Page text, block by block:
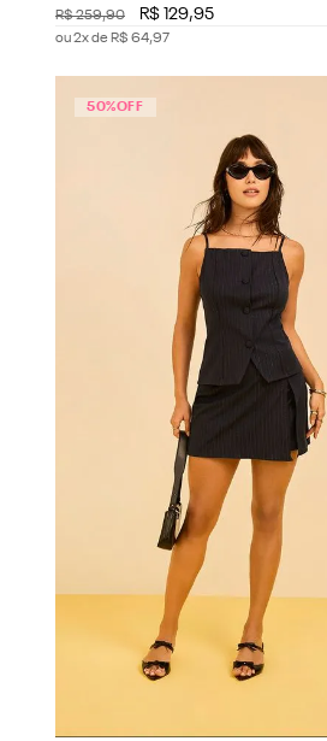
R$259,90 R$ 129,95
ou2x de R$ 64,97
50%OFF